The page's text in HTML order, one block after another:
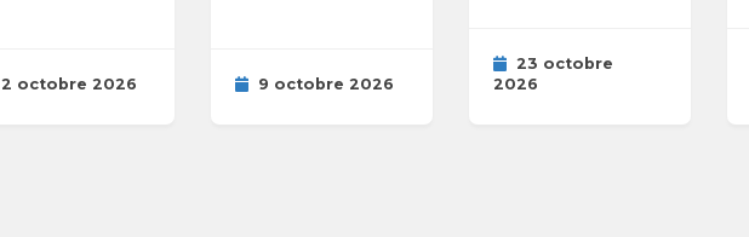
2 octobre 2026 9 octobre 2026
23 octobre
2026